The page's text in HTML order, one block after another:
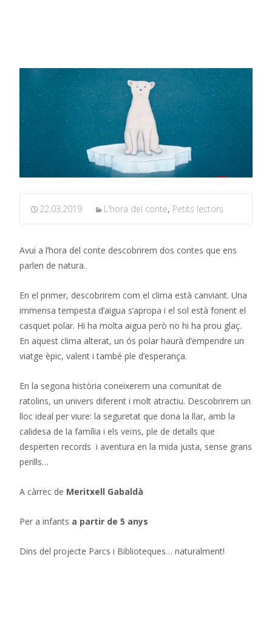
22.03.2019 L'hora del conte, Petits lectors
Avui a l’hora del conte descobrirem dos contes que ens
parlen de natura.
En el primer, descobrirem com el clima està canviant. Una
immensa tempesta d’aigua s’apropa i el sol està fonent el
casquet polar. Hi ha molta aigua però no hi ha prou glaç.
En aquest clima alterat, un ós polar haurà d’empendre un
viatge èpic, valent i també ple d’esperança.
En la segona història coneixerem una comunitat de
ratolins, un univers diferent i molt atractiu. Descobrirem un
lloc ideal per viure: la seguretat que dona la llar, amb la
calidesa de la família i els veïns, ple de detalls que
desperten records i aventura en la mida justa, sense grans
perills…
A càrrec de Meritxell Gabaldà
Per a infants a partir de 5 anys
Dins del projecte Parcs i Biblioteques… naturalment!